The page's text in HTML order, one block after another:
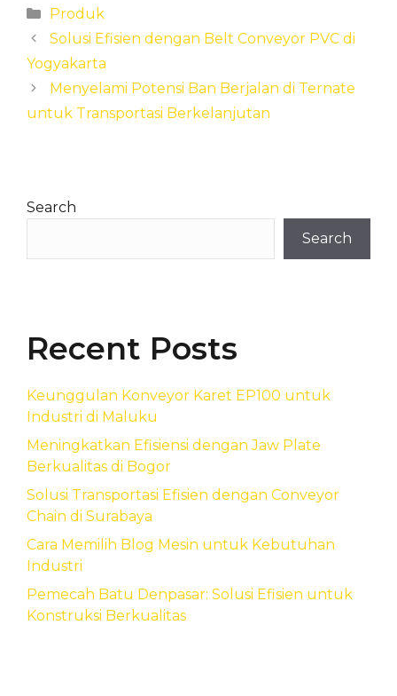
Categories
Produk
Solusi Efisien dengan Belt Conveyor PVC di
Yogyakarta
Menyelami Potensi Ban Berjalan di Ternate
untuk Transportasi Berkelanjutan
Search
Search
Recent Posts
Keunggulan Konveyor Karet EP100 untuk
Industri di Maluku
Meningkatkan Efisiensi dengan Jaw Plate
Berkualitas di Bogor
Solusi Transportasi Efisien dengan Conveyor
Chain di Surabaya
Cara Memilih Blog Mesin untuk Kebutuhan
Industri
Pemecah Batu Denpasar: Solusi Efisien untuk
Konstruksi Berkualitas